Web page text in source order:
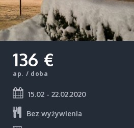
136 €
ap. / doba
15.02 - 22.02.2020
Bez wyżywienia